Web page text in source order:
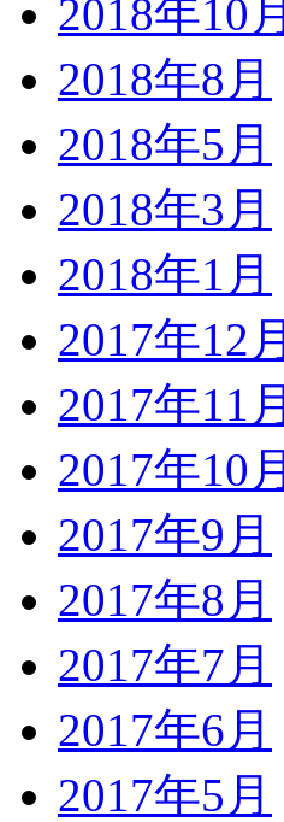
2018年10月
2018年8月
2018年5月
2018年3月
2018年1月
2017年12月
2017年11月
2017年10月
2017年9月
2017年8月
2017年7月
2017年6月
2017年5月